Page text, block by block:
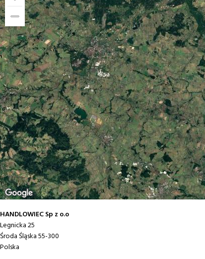
Filtrowanie wody
Saturatory
Zestawy
Akcesoria do saturatorów
HANDLOWIEC Sp z o.o
Legnicka 25
Środa Śląska55-300
Polska